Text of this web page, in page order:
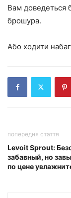
Вам доведеться
брошура.
Або ходити
попередня стаття
Levoit Sprout:
забавный, но
по цене